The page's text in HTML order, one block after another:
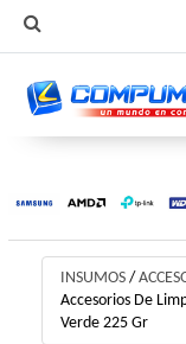
INSUMOS /
Accesorios De
Verde 225 Gr